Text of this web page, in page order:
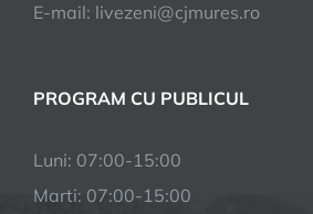
E-mail: livezeni@cjmures.ro
PROGRAM CU PUBLICUL
Luni: 07:00-15:00
Marti: 07:00-15:00